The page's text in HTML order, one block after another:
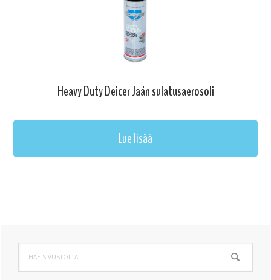
Heavy Duty Deicer Jään sulatusaerosoli
Lue lisää
Ensisijainen
sivupalkki
sivustolta...